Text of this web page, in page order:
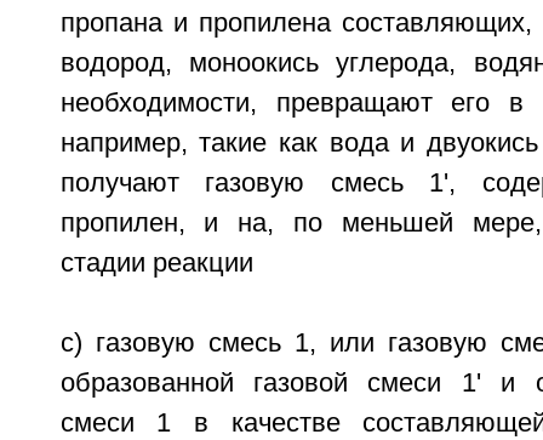
пропана и пропилена составляющих,
водород, моноокись углерода,
необходимости, превращают его в
например, такие как вода и
получают газовую смесь 1',
пропилен, и на, по меньшей
стадии реакции
c) газовую смесь 1, или газовую
образованной газовой смеси 1' и
смеси 1 в качестве